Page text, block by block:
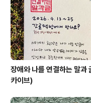
장애와 나를 연결하는 말과
카이브)